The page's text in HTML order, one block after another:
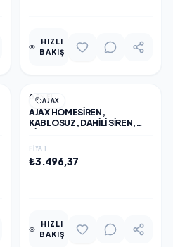
HIZLI
BAKIŞ
AJAX
GENEL
AJAX HOMESIREN,
KABLOSUZ, DAHILI SIREN,
FIYAT
₺3.496,37
HIZLI
BAKIŞ